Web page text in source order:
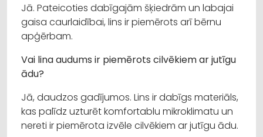
Jā. Pateicoties dabīgajām šķiedrām un labajai
gaisa caurlaidībai, lins ir piemērots arī bērnu
apģērbam.
Vai lina audums ir piemērots cilvēkiem ar jutīgu
ādu?
Jā, daudzos gadījumos. Lins ir dabīgs materiāls,
kas palīdz uzturēt komfortablu mikroklimatu un
nereti ir piemērota izvēle cilvēkiem ar jutīgu ādu.